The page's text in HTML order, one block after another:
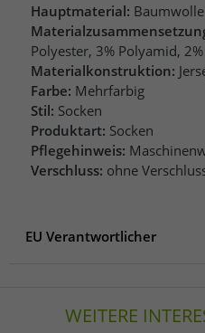
Hauptmaterial: Baumwolle
Polyester, 3% Polyamid,
Materialkonstruktion:
Farbe: Mehrfarbig
Stil: Socken
Produktart: Socken
Pflegehinweis:
Verschluss: ohne
EU Verantwortlicher
puma Way 1
WEITERE